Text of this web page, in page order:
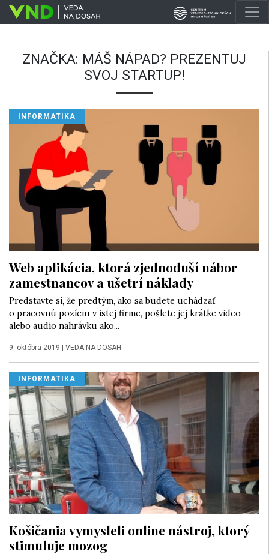
ZNAČKA: MÁŠ NÁPAD? PREZENTUJ
SVOJ STARTUP!
INFORMATIKA
Web aplikácia, ktorá zjednoduší nábor
zamestnancov a ušetrí náklady
Predstavte si, že predtým, ako sa budete uchádzať
o pracovnú pozíciu v istej firme, pošlete jej krátke video
alebo audio nahrávku ako...
9. októbra 2019 VEDA NA DOSAH
INFORMATIKA
Košičania vymysleli online nástroj, ktorý
stimuluje mozog